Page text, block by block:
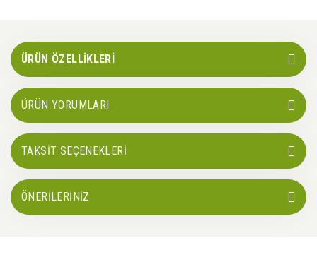
ÜRÜN ÖZELLİKLERİ
ÜRÜN YORUMLARI
TAKSİT SEÇENEKLERİ
ÖNERİLERİNİZ